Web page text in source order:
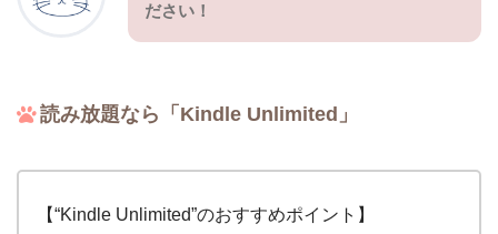
ださい！
読み放題なら「Kindle Unlimited」
【“Kindle Unlimited”のおすすめポイント】